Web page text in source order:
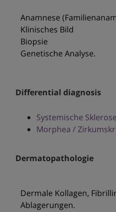
Anamnese
Klinisches Bild
Biopsie
Genetische Analyse.
Differential diagnosis
Systemische Sklerose
Morphea /
Dermatopathologie
Dermale Kollagen,
Ablagerungen.